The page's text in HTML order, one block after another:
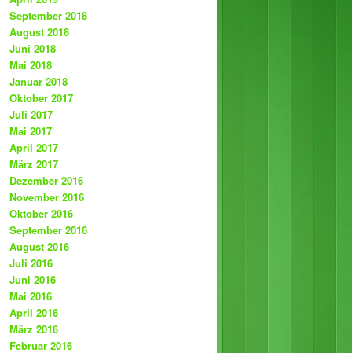
September 2018
August 2018
Juni 2018
Mai 2018
Januar 2018
Oktober 2017
Juli 2017
Mai 2017
April 2017
März 2017
Dezember 2016
November 2016
Oktober 2016
September 2016
August 2016
Juli 2016
Juni 2016
Mai 2016
April 2016
März 2016
Februar 2016